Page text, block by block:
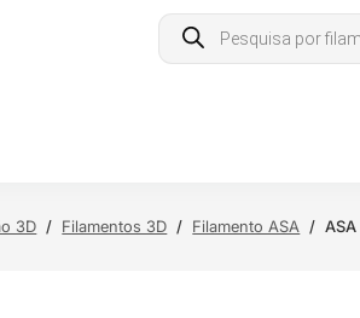
Products
search
3D / Filamentos 3D / Filamento ASA /